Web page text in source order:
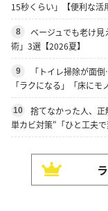
15秒くらい」【便利な活
8
ベージュでも老け
術」3選【2026夏】
9
「トイレ掃除が面
「ラクになる」「床にモ
10
捨てなかった人、
単カビ対策"「ひと工夫で